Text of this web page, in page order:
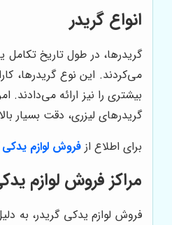
انواع گریدر
گریدرها، در طول تاریخ تکامل
می‌کردند. این نوع گریدرها،
بیشتری را نیز ارائه
گریدرهای لیزری، دقت بسیار
برای اطلاع ازفروش لوازم
مراکز فروش لوازم
فروش لوازم یدکی گریدر، به